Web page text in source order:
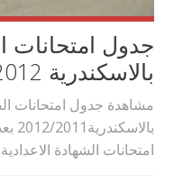
جدول امتحانات
بالاسكندرية 2012
مشاهدة جدول امتحانات
امتحانات الشهادة الاعدادية 2012 محافظة